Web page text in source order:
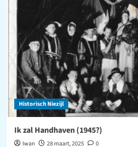
Historisch Niezijl
Ik zal Handhaven (1945?)
Iwan 28 maart, 2025 0